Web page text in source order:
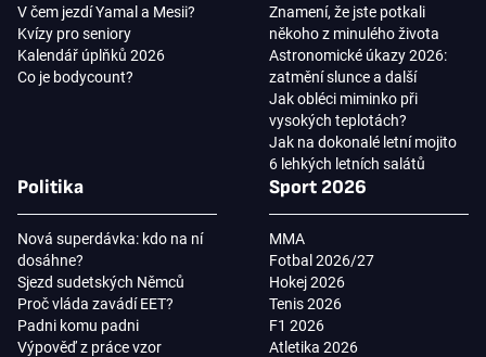
V čem jezdí Yamal a Mesii?
Kvízy pro seniory
Kalendář úplňků 2026
Co je bodycount?
Znamení, že jste potkali
někoho z minulého života
Astronomické úkazy 2026:
zatmění slunce a další
Jak obléci miminko při
vysokých teplotách?
Jak na dokonalé letní mojito
6 lehkých letních salátů
Politika
Nová superdávka: kdo na ní
dosáhne?
Sjezd sudetských Němců
Proč vláda zavádí EET?
Padni komu padni
Výpověď z práce vzor
Sport 2026
MMA
Fotbal 2026/27
Hokej 2026
Tenis 2026
F1 2026
Atletika 2026